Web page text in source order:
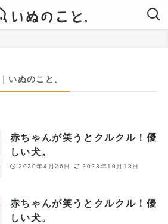
｜いぬのこと。
赤ちゃんが笑うとクルクル！優
しい犬。
2020年4月26日 2023年10月13日
赤ちゃんが笑うとクルクル！優
しい犬。